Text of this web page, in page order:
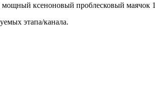
мощный ксеноновый проблесковый маячок
этапа/канала.